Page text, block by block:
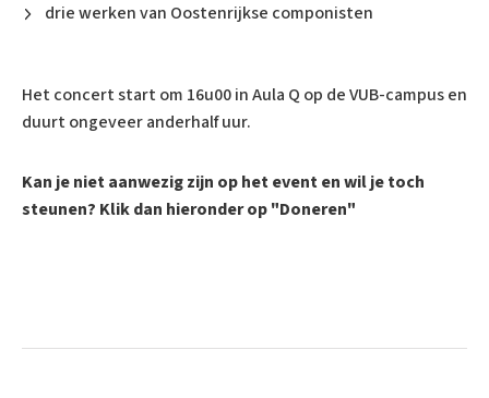
drie werken van Oostenrijkse componisten
​Het concert start om 16u00 in Aula Q op de VUB-campus en
duurt ongeveer anderhalf uur.
Kan je niet aanwezig zijn op het event en wil je toch
steunen? Klik dan hieronder op "Doneren"